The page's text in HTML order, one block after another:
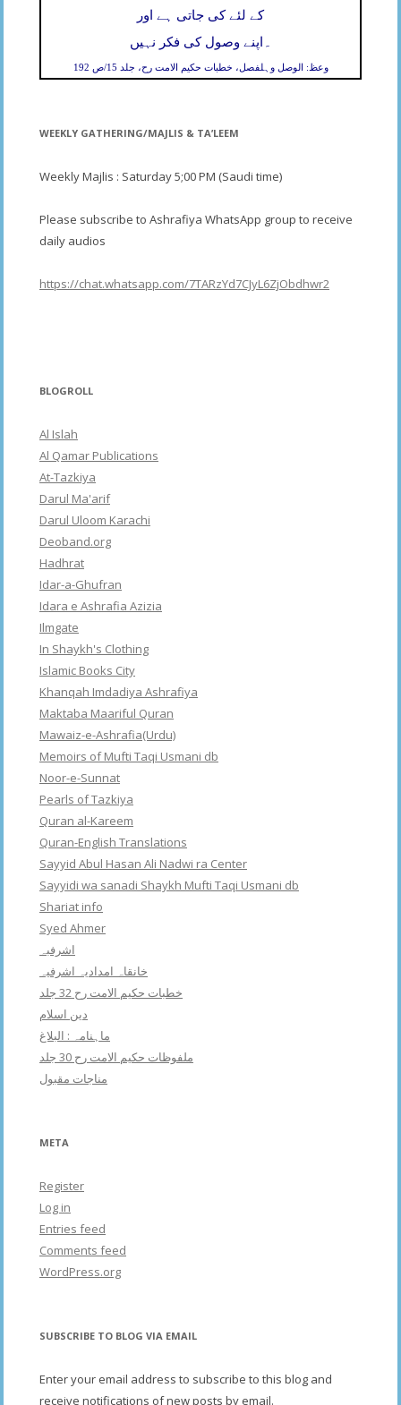
کے لئے کی جاتی ہے اور
اپنے وصول کی فکر نہیں ۔
وعظ: الوصل وہلفصل، خطبات حکیم الامت رح، جلد 15/ص 192
WEEKLY GATHERING/MAJLIS & TA’LEEM
Weekly Majlis : Saturday 5;00 PM (Saudi time)
Please subscribe to Ashrafiya WhatsApp group to receive
daily audios
https://chat.whatsapp.com/7TARzYd7CJyL6ZjObdhwr2
BLOGROLL
Al Islah
Al Qamar Publications
At-Tazkiya
Darul Ma'arif
Darul Uloom Karachi
Deoband.org
Hadhrat
Idar-a-Ghufran
Idara e Ashrafia Azizia
Ilmgate
In Shaykh's Clothing
Islamic Books City
Khanqah Imdadiya Ashrafiya
Maktaba Maariful Quran
Mawaiz-e-Ashrafia(Urdu)
Memoirs of Mufti Taqi Usmani db
Noor-e-Sunnat
Pearls of Tazkiya
Quran al-Kareem
Quran-English Translations
Sayyid Abul Hasan Ali Nadwi ra Center
Sayyidi wa sanadi Shaykh Mufti Taqi Usmani db
Shariat info
Syed Ahmer
اشرفبہ
خانقاہ امدادیہ اشرفیہ
خطبات حکیم الامت رح 32 جلد
دین اسلام
ماہنامہ : البلاغ
ملفوظات حکیم الامت رح 30 جلد
مناجات مقبول
META
Register
Log in
Entries feed
Comments feed
WordPress.org
SUBSCRIBE TO BLOG VIA EMAIL
Enter your email address to subscribe to this blog and
receive notifications of new posts by email.